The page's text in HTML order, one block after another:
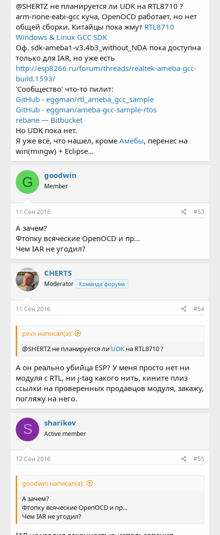
@SHERTZ не планируется ли UDK на RTL8710 ?
arm-none-eabi-gcc куча, OpenOCD работает, но нет
общей сборки. Китайцы пока жмут RTL8710
Windows & Linux GCC SDK
Оф. sdk-ameba1-v3.4b3_without_NDA пока доступна
только для IAR, но уже есть
http://esp8266.ru/forum/threads/realtek-ameba-gcc-
build.1593/
'Сообщество' что-то пилит:
GitHub - eggman/rtl_ameba_gcc_sample
GitHub - eggman/ameba-gcc-sample-rtos
rebane — Bitbucket
Но UDK пока нет.
Я уже всё, что нашел, кромеАмёбы, перенес на
win(mingw) + Eclipse...
G goodwin
Member
11 Сен 2016 #53
А зачем?
Фтопку всяческие OpenOCD и пр...
Чем IAR не угодил?
CHERTS
Moderator Команда форума
11 Сен 2016 #54
pvvx написал(а):
@SHERTZ не планируется ли UDK на RTL8710 ?
А он реально убийца ESP? У меня просто нет ни
модуля с RTL, ни j-tag какого нить, кините плиз
ссылки на проверенных продавцов модуля, закажу,
погляжу на него.
S sharikov
Active member
12 Сен 2016 #55
goodwin написал(а):
А зачем?
Фтопку всяческие OpenOCD и пр...
Чем IAR не угодил?